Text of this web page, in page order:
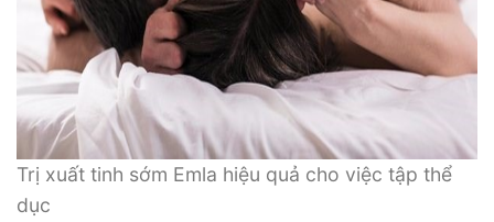
Trị xuất tinh sớm Emla hiệu quả cho việc tập thể
dục